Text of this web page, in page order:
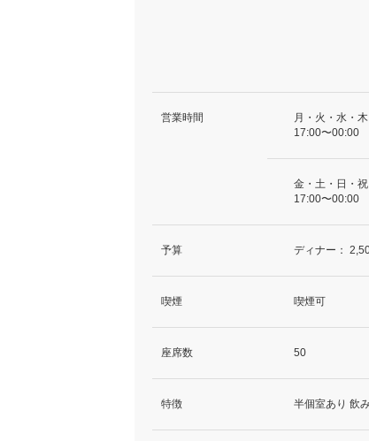
営業時間
月・火・水・
17:00〜00:00
金・土・日・
17:00〜00:00
予算 ディナー：
喫煙 喫煙可
座席数 50
特徴 半個室あり 飲